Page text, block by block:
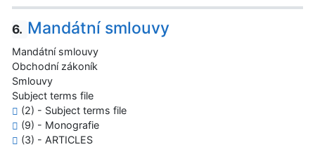
6. Mandátní smlouvy
Mandátní smlouvy
Obchodní zákoník
Smlouvy
Subject terms file
(2) - Subject terms file
(9) - Monografie
(3) - ARTICLES